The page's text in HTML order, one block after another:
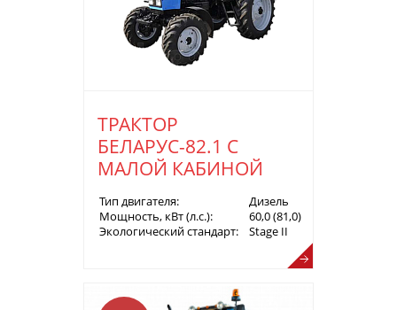
ТРАКТОР
БЕЛАРУС-82.1 С
МАЛОЙ КАБИНОЙ
Тип двигателя:
Дизель
Мощность, кВт (л.с.):
60,0 (81,0)
Экологический стандарт:
Stage II